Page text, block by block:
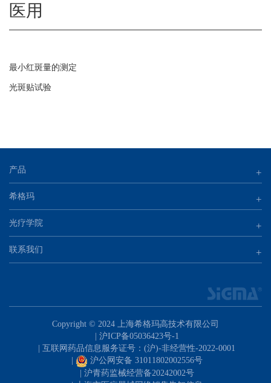
医用
最小红斑量的测定
光斑贴试验
产品 +
希格玛 +
光疗学院 +
联系我们 +
Copyright © 2024 上海希格玛高技术有限公司
沪ICP备05036423号-1
| 互联网药品信息服务证号：(沪)-非经营性-2022-0001
沪公网安备 31011802002556号
沪青药监械经营备20242002号